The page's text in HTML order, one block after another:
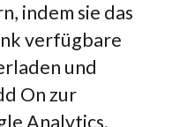
indem sie das
verfügbare
und
On zur
Analytics.